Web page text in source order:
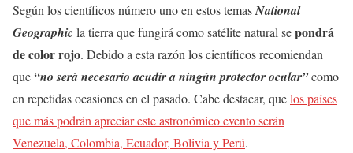
Según los científicos número uno en estos temasNational
Geographicla tierra que fungirá como satélite natural sepondrá
de color rojo. Debido a esta razón los científicos recomiendan
que “no será necesario acudir a ningún protector ocular”como
en repetidas ocasiones en el pasado. Cabe destacar, quelos países
que más podrán apreciar este astronómico evento serán
Venezuela, Colombia, Ecuador, Bolivia y Perú.